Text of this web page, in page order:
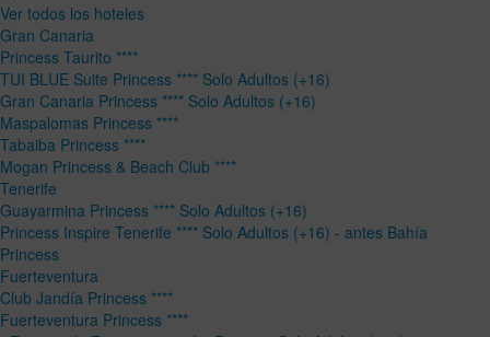
Ver todos los hoteles
Gran Canaria
Princess Taurito ****
TUI BLUE Suite Princess **** Solo Adultos (+16)
Gran Canaria Princess **** Solo Adultos (+16)
Maspalomas Princess ****
Tabaiba Princess ****
Mogan Princess & Beach Club ****
Tenerife
Guayarmina Princess **** Solo Adultos (+16)
Princess Inspire Tenerife **** Solo Adultos (+16) - antes Bahía
Princess
Fuerteventura
Club Jandía Princess ****
Fuerteventura Princess ****